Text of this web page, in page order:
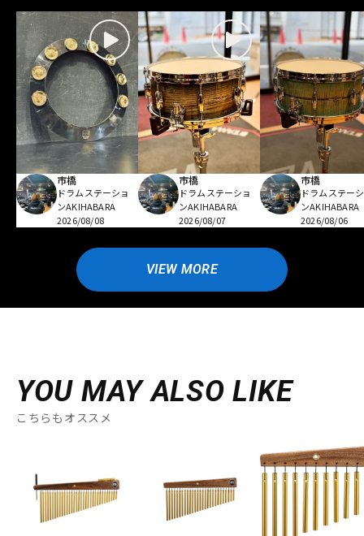
市橋
ドラムステーショ
ンAKIHABARA
2026/08/08
市橋
ドラムステーショ
ンAKIHABARA
2026/08/07
市橋
ドラムステー
ンAKIHABARA
2026/08/06
VIEW MORE
YOU MAY ALSO LIKE
こちらもオススメ